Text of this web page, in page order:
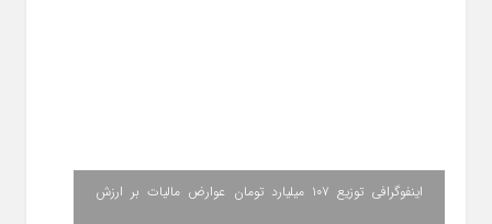
اینفوگرافی توزیع ۱۰۷ میلیارد تومان عوارض مالیات بر ارزش